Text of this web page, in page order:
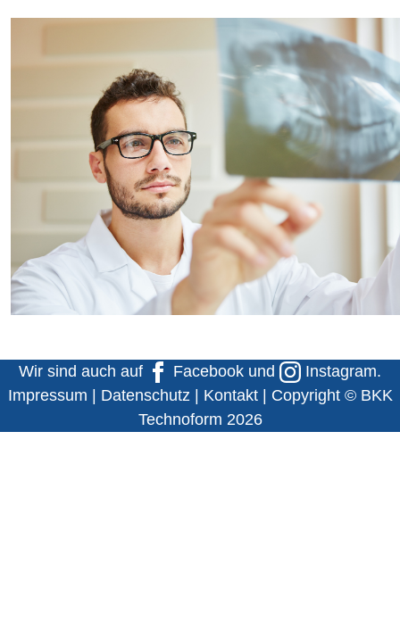
Wir sind auch auf Facebook und Instagram.
Impressum
Datenschutz| Kontakt| Copyright © BKK
Technoform 2026